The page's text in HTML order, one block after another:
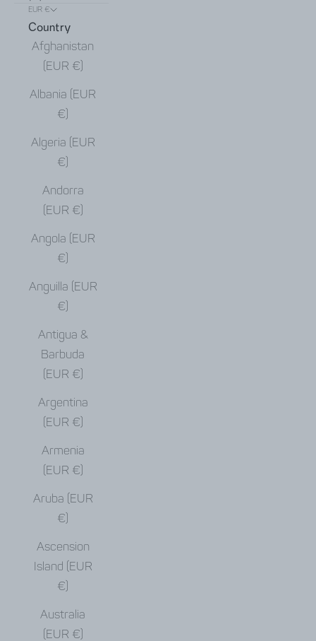
EUR €
Country
Afghanistan
(EUR €)
Albania (EUR
€)
Algeria (EUR
€)
Andorra
(EUR €)
Angola (EUR
€)
Anguilla (EUR
€)
Antigua &
Barbuda
(EUR €)
Argentina
(EUR €)
Armenia
(EUR €)
Aruba (EUR
€)
Ascension
Island (EUR
€)
Australia
(EUR €)